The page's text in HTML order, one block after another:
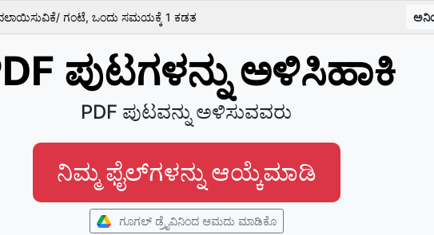
ಗಂಟೆ, ಒಂದು ಸಮಯಕ್ಕೆ 1 ಕಡತ
ಪುಟಗಳನ್ನು ಅಳಿಸಿಹಾಕಿ
PDF ಪುಟವನ್ನು ಅಳಿಸುವವರು
ನಿಮ್ಮ ಫೈಲ್‌ಗಳನ್ನು ಆಯ್ಕೆಮಾಡಿ
ಗೂಗಲ್ ಡ್ರೈವಿನಿಂದ ಆಮದು ಮಾಡಿಕೊ